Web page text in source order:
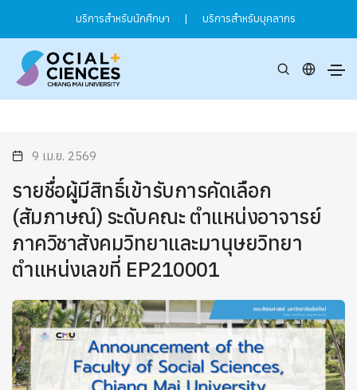
บริการสำหรับนักศึกษา | บริการสำหรับบุคลากร
9 เม.ย. 2569
รายชื่อผู้มีสิทธิ์เข้ารับการคัดเลือก
(สัมภาษณ์) ระดับคณะ ตำแหน่งอาจารย์
ภาควิชาสังคมวิทยาและมานุษยวิทยา
ตำแหน่งเลขที่ EP210001